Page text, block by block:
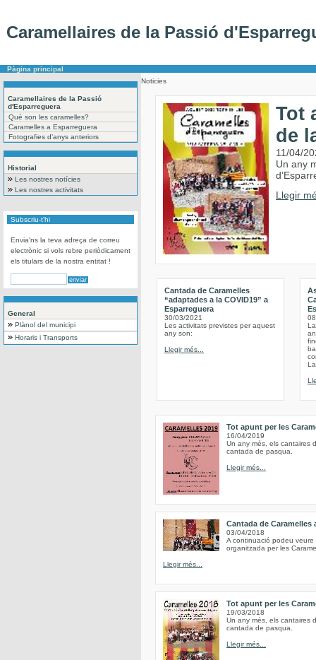
Caramellaires de la Passió
Pàgina principal
Caramellaires de la Passió
d'Esparreguera
Què son les caramelles?
Caramelles a Esparreguera
Fotografies d’anys anteriors
Historial
Les nostres notícies
Les nostres activitats
Subscriu-t'hi
Envia'ns la teva adreça de correu
electrònic si vols rebre periòdicament
els titulars de la nostra entitat !
General
Plànol del municipi
Horaris i Transports
Noticies
Tot
de
11/04/
Un any
Llegir
Cantada de Caramelles
“adaptades a la COVID19” a
Esparreguera
30/03/2021
Les activitats previstes per aquest
any son:
Llegir més...
Tot apunt per les
16/04/2019
Un any més, els cantaires
cantada de pasqua.
Llegir més...
Cantada de Caramelles
03/04/2018
A continuació podeu
organitzada per les
Llegir més...
Tot apunt per les
19/03/2018
Un any més, els cantaires
cantada de pasqua.
Llegir més...